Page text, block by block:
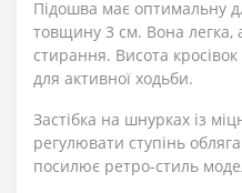
Підошва має оптимальну
товщину 3 см. Вона легка,
стирання. Висота
для активної ходьби.
Застібка на шнурках із
регулювати ступінь
посилює ретро-стиль